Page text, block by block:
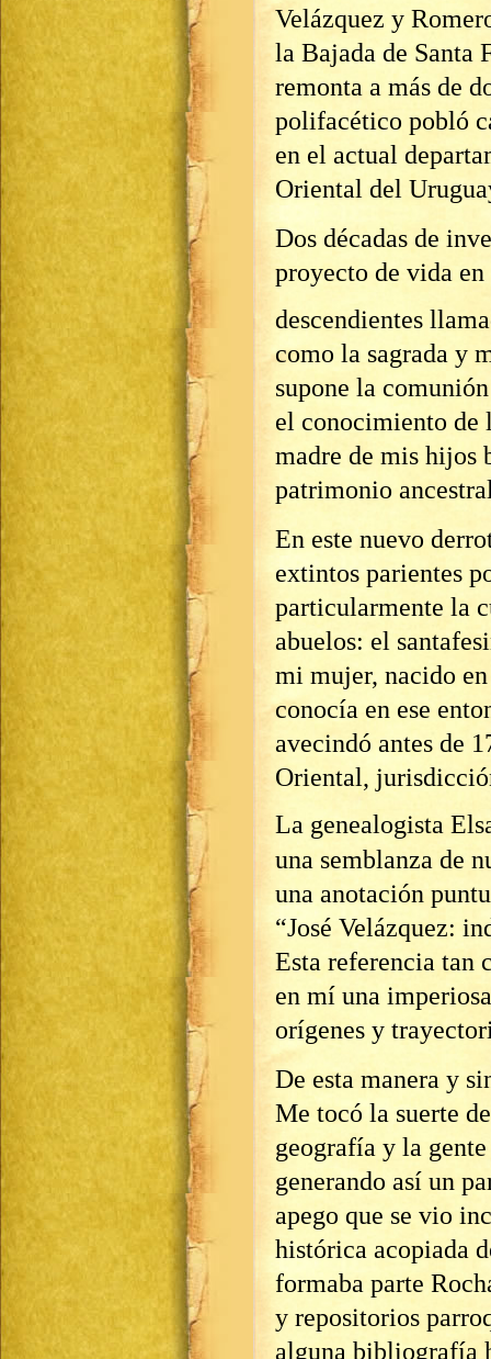
Velázquez y
la Bajada de Santa
remonta a más de
polifacético pobló
en el actual
Oriental del
Dos décadas de
proyecto de vida
descendientes
como la sagrada y
supone la
el conocimiento de
madre de mis hijos
patrimonio
En este nuevo
extintos parientes
particularmente la
abuelos: el
mi mujer, nacido
conocía en ese
avecindó antes de
Oriental,
La genealogista
una semblanza de
una anotación
“José Velázquez:
Esta referencia tan
en mí una
orígenes y
De esta manera y
Me tocó la suerte
geografía y la
generando así un
apego que se vio
histórica acopiada
formaba parte
y repositorios
alguna bibliografía